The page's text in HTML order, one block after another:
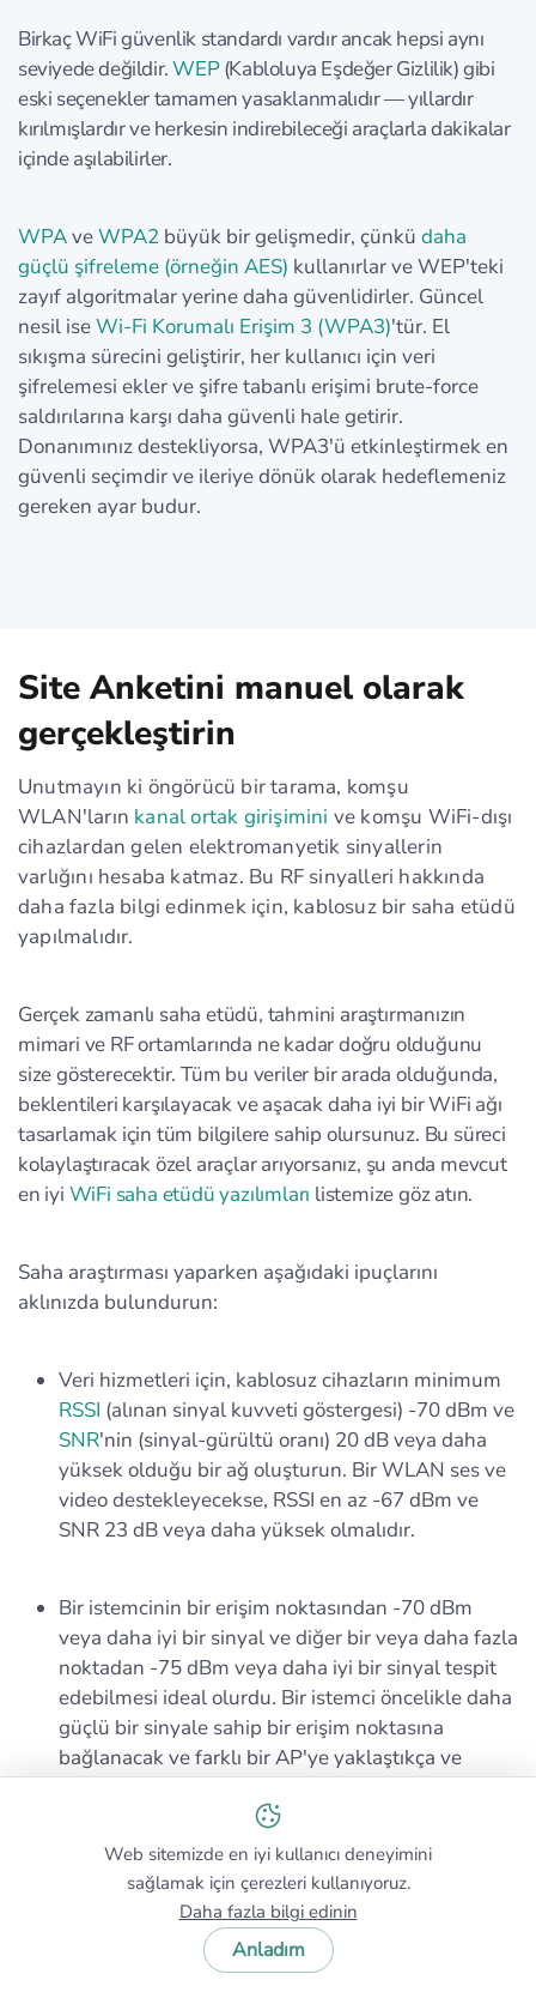
Birkaç WiFi güvenlik standardı vardır ancak hepsi aynı
seviyede değildir.WEP(Kabloluya Eşdeğer Gizlilik) gibi
eski seçenekler tamamen yasaklanmalıdır — yıllardır
kırılmışlardır ve herkesin indirebileceği araçlarla dakikalar
içinde aşılabilirler.
WPAveWPA2 büyük bir gelişmedir, çünkü daha
güçlü şifreleme (örneğin AES) kullanırlar ve WEP'teki
zayıf algoritmalar yerine daha güvenlidirler. Güncel
nesil iseWi-Fi Korumalı Erişim 3 (WPA3)'tür. El
sıkışma sürecini geliştirir, her kullanıcı için veri
şifrelemesi ekler ve şifre tabanlı erişimi brute-force
saldırılarına karşı daha güvenli hale getirir.
Donanımınız destekliyorsa, WPA3'ü etkinleştirmek en
güvenli seçimdir ve ileriye dönük olarak hedeflemeniz
gereken ayar budur.
Site Anketini manuel olarak
gerçekleştirin
Unutmayın ki öngörücü bir tarama, komşu
WLAN'ların kanal ortak girişimini ve komşu WiFi-dışı
cihazlardan gelen elektromanyetik sinyallerin
varlığını hesaba katmaz. Bu RF sinyalleri hakkında
daha fazla bilgi edinmek için, kablosuz bir saha etüdü
yapılmalıdır.
Gerçek zamanlı saha etüdü, tahmini araştırmanızın
mimari ve RF ortamlarında ne kadar doğru olduğunu
size gösterecektir. Tüm bu veriler bir arada olduğunda,
beklentileri karşılayacak ve aşacak daha iyi bir WiFi ağı
tasarlamak için tüm bilgilere sahip olursunuz. Bu süreci
kolaylaştıracak özel araçlar arıyorsanız, şu anda mevcut
en iyi WiFi saha etüdü yazılımları listemize göz atın.
Saha araştırması yaparken aşağıdaki ipuçlarını
aklınızda bulundurun:
Veri hizmetleri için, kablosuz cihazların minimum
RSSI (alınan sinyal kuvveti göstergesi) -70 dBm ve
SNR'nin (sinyal-gürültü oranı) 20 dB veya daha
yüksek olduğu bir ağ oluşturun. Bir WLAN ses ve
video destekleyecekse, RSSI en az -67 dBm ve
SNR 23 dB veya daha yüksek olmalıdır.
Bir istemcinin bir erişim noktasından -70 dBm
veya daha iyi bir sinyal ve diğer bir veya daha fazla
noktadan -75 dBm veya daha iyi bir sinyal tespit
edebilmesi ideal olurdu. Bir istemci öncelikle daha
güçlü bir sinyale sahip bir erişim noktasına
bağlanacak ve farklı bir AP'ye yaklaştıkça ve
geçebilecektir. Çok sayıda eşit derecede güçlü
sinyale sahip erişim noktası varsa, onların sayısını
azaltmayı veya Tx güçlerini düşürmeyi
düşünebilirsiniz.
Web sitemizde en iyi kullanıcı deneyimini
sağlamak için çerezleri kullanıyoruz.
Daha fazla bilgi edinin
Anladım